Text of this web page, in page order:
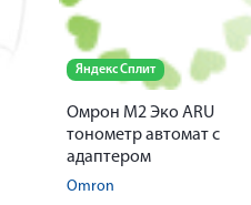
Яндекс Сплит
Омрон M2 Эко ARU
тонометр автомат с
адаптером
Omron